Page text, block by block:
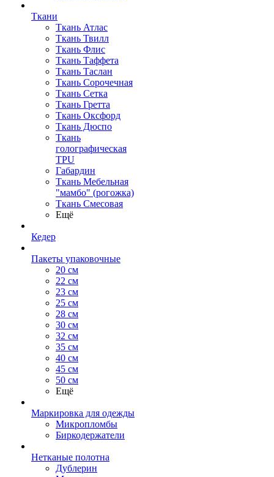
Ткани
Ткань Атлас
Ткань Твилл
Ткань Флис
Ткань Таффета
Ткань Таслан
Ткань Сорочечная
Ткань Сетка
Ткань Гретта
Ткань Оксфорд
Ткань Дюспо
Ткань
голографическая
TPU
Габардин
Ткань Мебельная
"мамбо" (рогожка)
Ткань Смесовая
Ещё
Кедер
Пакеты упаковочные
20 см
22 см
23 см
25 см
28 см
30 см
32 см
35 см
40 см
45 см
50 см
Ещё
Маркировка для одежды
Микропломбы
Биркодержатели
Нетканые полотна
Дублерин